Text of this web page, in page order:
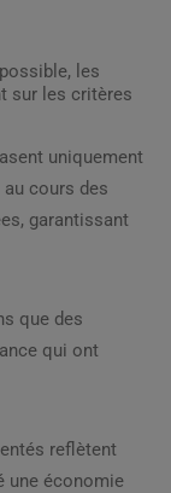
les
sur les critères
uniquement
au cours des
garantissant
que des
qui ont
reflètent
une économie